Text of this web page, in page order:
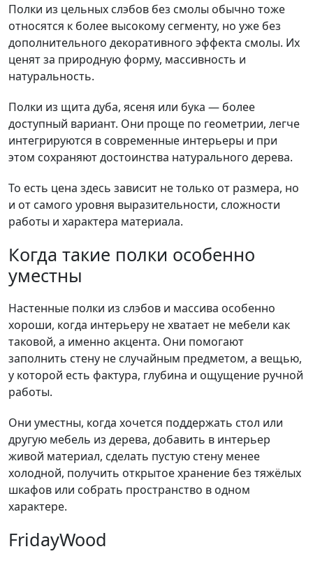
Полки из цельных слэбов без смолы обычно тоже
относятся к более высокому сегменту, но уже без
дополнительного декоративного эффекта смолы. Их
ценят за природную форму, массивность и
натуральность.
Полки из щита дуба, ясеня или бука — более
доступный вариант. Они проще по геометрии, легче
интегрируются в современные интерьеры и при
этом сохраняют достоинства натурального дерева.
То есть цена здесь зависит не только от размера, но
и от самого уровня выразительности, сложности
работы и характера материала.
Когда такие полки особенно
уместны
Настенные полки из слэбов и массива особенно
хороши, когда интерьеру не хватает не мебели как
таковой, а именно акцента. Они помогают
заполнить стену не случайным предметом, а вещью,
у которой есть фактура, глубина и ощущение ручной
работы.
Они уместны, когда хочется поддержать стол или
другую мебель из дерева, добавить в интерьер
живой материал, сделать пустую стену менее
холодной, получить открытое хранение без тяжёлых
шкафов или собрать пространство в одном
характере.
FridayWood